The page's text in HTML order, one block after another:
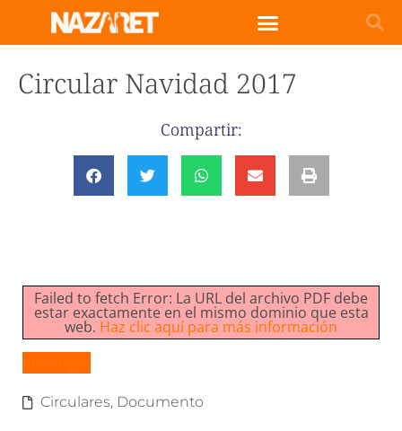
Circular Navidad 2017
Compartir:
Failed to fetch Error: La URL del archivo PDF debe
estar exactamente en el mismo dominio que esta
web. Haz clic aquí para más información
Circulares, Documento